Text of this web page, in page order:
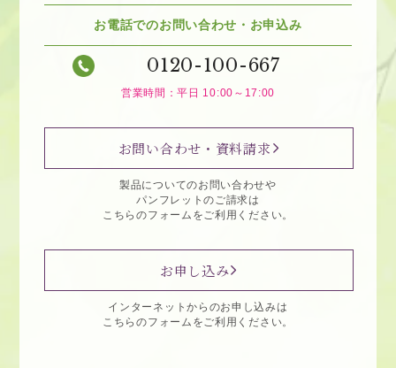
お電話でのお問い合わせ・お申込み
0120-100-667
営業時間：平日 10:00～17:00
お問い合わせ・資料請求
製品についてのお問い合わせや
パンフレットのご請求は
こちらのフォームをご利用ください。
お申し込み
インターネットからのお申し込みは
こちらのフォームをご利用ください。